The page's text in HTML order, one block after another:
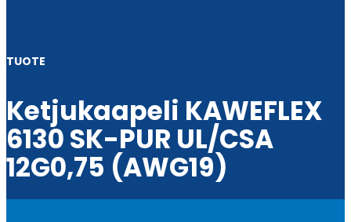
TUOTE
Ketjukaapeli KAWEFLEX
6130 SK-PUR UL/CSA
12G0,75 (AWG19)